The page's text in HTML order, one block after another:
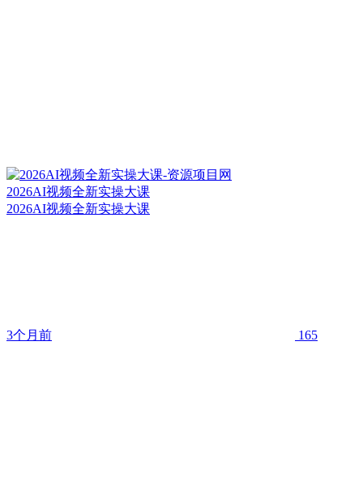
2026AI视频全新实操大课
2026AI视频全新实操大课
3个月前 165